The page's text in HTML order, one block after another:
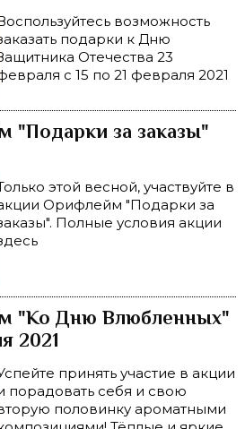
возможность
подарки к Дню
Отечества 23
с 15 по 21 февраля 2021
"Подарки за заказы"
этой весной, участвуйте в
Орифлейм "Подарки за
Полные условия акции
"Ко Дню Влюбленных"
2021
принять участие в акции
порадовать себя и свою
половинку ароматными